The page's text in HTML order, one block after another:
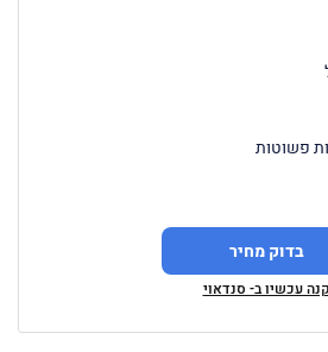
פשוטות
בדוק מחיר
קנה עכשיו ב- סנדאוי